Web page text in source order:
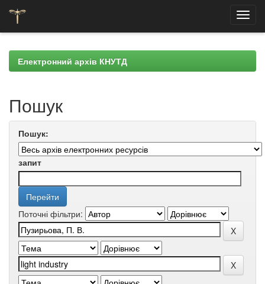
navigationЕлектронний архів КНУТД
Пошук
Пошук:
запит
Поточні фільтри: